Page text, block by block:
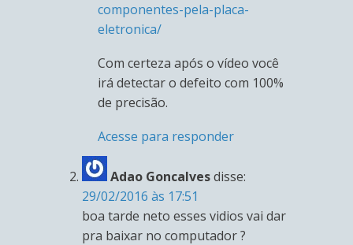
componentes-pela-placa-
eletronica/
Com certeza após o vídeo você
irá detectar o defeito com 100%
de precisão.
Acesse para responder
Adao Goncalvesdisse:
29/02/2016 às 17:51
boa tarde neto esses vidios vai dar
pra baixar no computador ?